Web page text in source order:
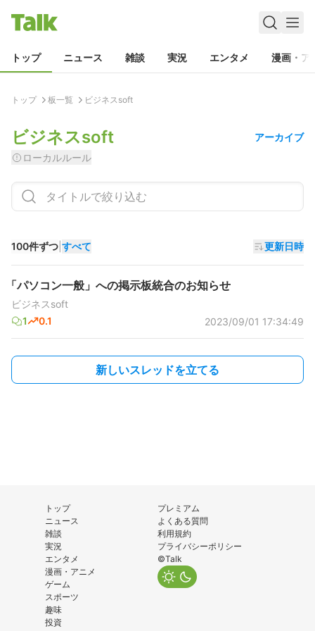
トップ ニュース 雑談 実況 エンタメ 漫画・ア
トップ 板一覧 ビジネスsoft
ビジネスsoft
アーカイブ
ローカルルール
100件ずつ すべて 更新日時
「パソコン一般」への掲示板統合のお知らせ
ビジネスsoft
1
0.1 2023/09/01 17:34:49
新しいスレッドを立てる
トップ
ニュース
雑談
実況
エンタメ
漫画・アニメ
ゲーム
スポーツ
趣味
投資
プレミアム
よくある質問
利用規約
プライバシーポリシー
©Talk